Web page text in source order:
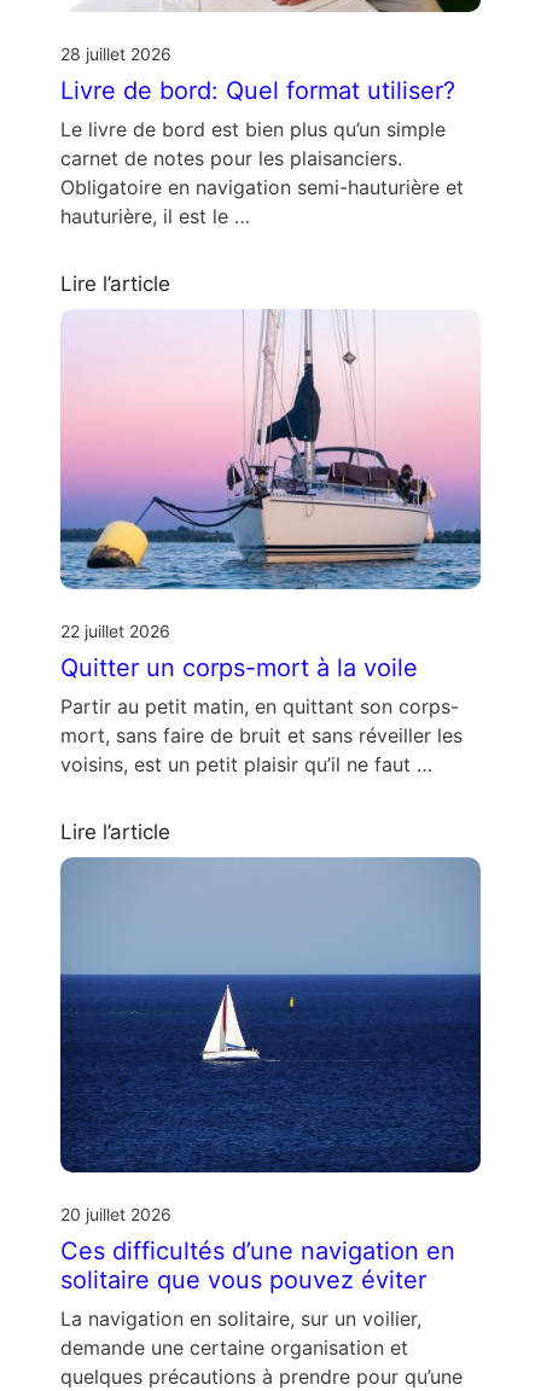
28 juillet 2026
Livre de bord: Quel format utiliser?
Le livre de bord est bien plus qu’un simple
carnet de notes pour les plaisanciers.
Obligatoire en navigation semi-hauturière et
hauturière, il est le …
Lire l’article
22 juillet 2026
Quitter un corps-mort à la voile
Partir au petit matin, en quittant son corps-
mort, sans faire de bruit et sans réveiller les
voisins, est un petit plaisir qu’il ne faut …
Lire l’article
20 juillet 2026
Ces difficultés d’une navigation en
solitaire que vous pouvez éviter
La navigation en solitaire, sur un voilier,
demande une certaine organisation et
quelques précautions à prendre pour qu’une